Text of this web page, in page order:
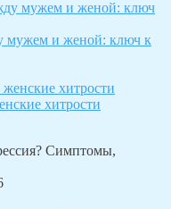
мужем и женой: ключ к
хитрости
Симптомы,